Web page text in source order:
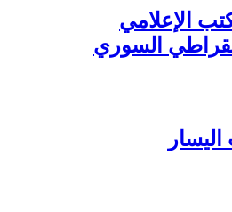
الإعلامي
السوري